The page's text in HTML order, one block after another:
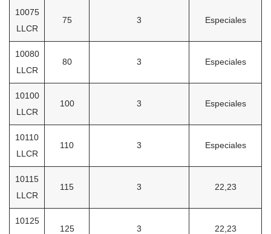
10075
LLCR
75 3 Especiales
10080
LLCR
80 3 Especiales
10100
LLCR
100 3 Especiales
10110
LLCR
110 3 Especiales
10115
LLCR
115 3 22,23
10125
125 3 22,23